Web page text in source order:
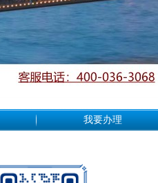
我要办理